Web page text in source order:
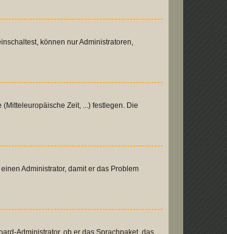
können nur Administratoren,
Zeit, ...) festlegen. Die
Administrator, damit er das Problem